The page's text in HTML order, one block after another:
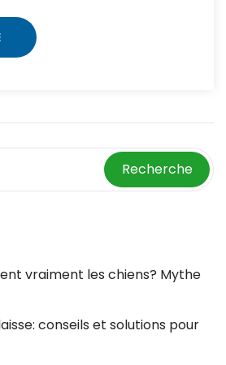
Recherche
vraiment les chiens? Mythe
conseils et solutions pour